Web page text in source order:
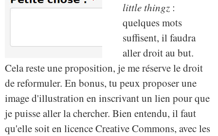
little thingz :
quelques mots
suffisent, il faudra
aller droit au but.
Cela reste une proposition, je me réserve le droit
de reformuler. En bonus, tu peux proposer une
image d'illustration en inscrivant un lien pour que
je puisse aller la chercher. Bien entendu, il faut
qu'elle soit en licence Creative Commons, avec les